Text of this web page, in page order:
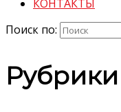
КОНТАКТЫ
Поиск по:
Рубрики